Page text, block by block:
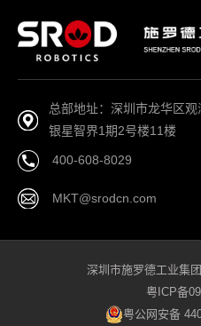
总部地址：深圳市龙华区
银星智界1期2号楼11楼
400-608-8029
MKT@srodcn.com
深圳市施罗德工业集
粤ICP备
粤公网安备